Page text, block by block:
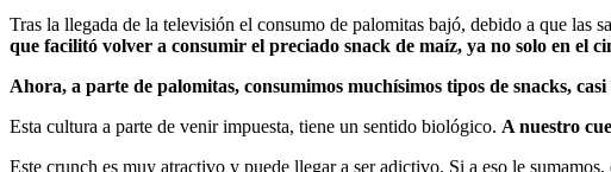
Tras la llegada de la televisión el consumo de palomitas bajó, debido a que las
que facilitó volver a consumir el preciado snack de maíz, ya no solo en el
Ahora, a parte de palomitas, consumimos muchísimos tipos de snacks,
Esta cultura a parte de venir impuesta, tiene un sentido biológico. A nuestro
Este crunch es muy atractivo y puede llegar a ser adictivo. Si a eso le